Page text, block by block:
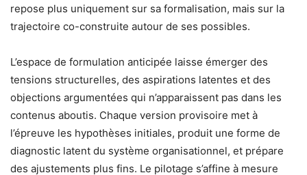
repose plus uniquement sur sa formalisation, mais sur la
trajectoire co-construite autour de ses possibles.
L’espace de formulation anticipée laisse émerger des
tensions structurelles, des aspirations latentes et des
objections argumentées qui n’apparaissent pas dans les
contenus aboutis. Chaque version provisoire met à
l’épreuve les hypothèses initiales, produit une forme de
diagnostic latent du système organisationnel, et prépare
des ajustements plus fins. Le pilotage s’affine à mesure